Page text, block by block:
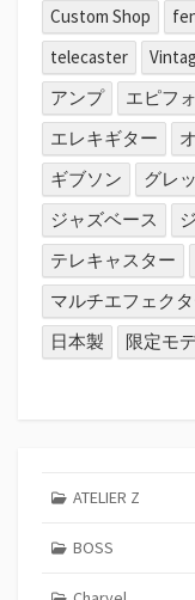
Custom Shop
telecaster
アンプ
エピフ
エレキギター
ギブソン
グレ
ジャズベース
テレキャスター
マルチエフェク
日本製
限定モ
ATELIER Z
BOSS